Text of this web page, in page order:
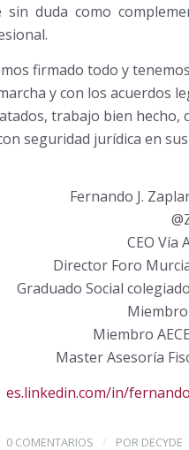
sin duda como
firmado todo y
y con los acuerdos
trabajo bien hecho,
seguridad jurídica en sus
Fernando J.
CEO Vía
Director Foro
Graduado Social
Miembro
Miembro
Master Asesoría
es.linkedin.com/in/
0 COMENTARIOS / POR DECYDE